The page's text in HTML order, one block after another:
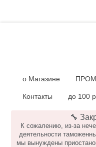
о Магазине
Контакты до 100
🔧
К сожалению, из-за
деятельности
мы вынуждены